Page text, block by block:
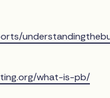
what-is-pb/